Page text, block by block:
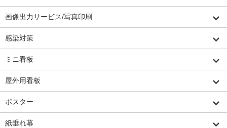
画像出力サービス/写真印刷
感染対策
ミニ看板
屋外用看板
ポスター
紙垂れ幕